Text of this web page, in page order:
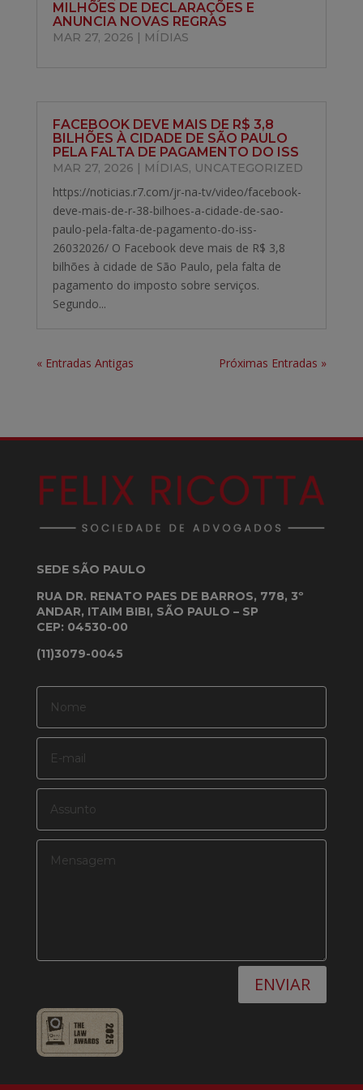
MILHÕES DE DECLARAÇÕES E
ANUNCIA NOVAS REGRAS
MAR 27, 2026 | MÍDIAS
FACEBOOK DEVE MAIS DE R$ 3,8
BILHÕES À CIDADE DE SÃO PAULO
PELA FALTA DE PAGAMENTO DO ISS
MAR 27, 2026 MÍDIAS, UNCATEGORIZED
https://noticias.r7.com/jr-na-tv/video/facebook-
deve-mais-de-r-38-bilhoes-a-cidade-de-sao-
paulo-pela-falta-de-pagamento-do-iss-
26032026/ O Facebook deve mais de R$ 3,8
bilhões à cidade de São Paulo, pela falta de
pagamento do imposto sobre serviços.
Segundo...
« Entradas Antigas Próximas Entradas »
SEDE SÃO PAULO
RUA DR. RENATO PAES DE BARROS, 778, 3º
ANDAR, ITAIM BIBI, SÃO PAULO – SP
CEP: 04530-00
(11)3079-0045
ENVIAR